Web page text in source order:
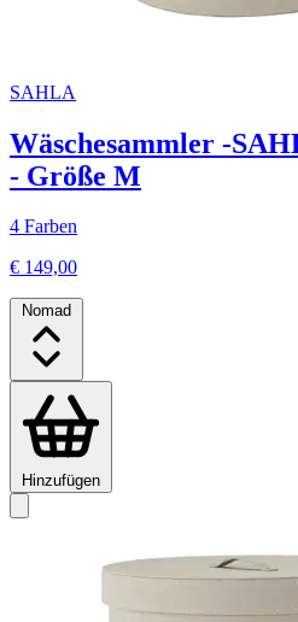
SAHLA
Wäschesammler -
- Größe M
4 Farben
€ 149,00
Nomad
Hinzufügen